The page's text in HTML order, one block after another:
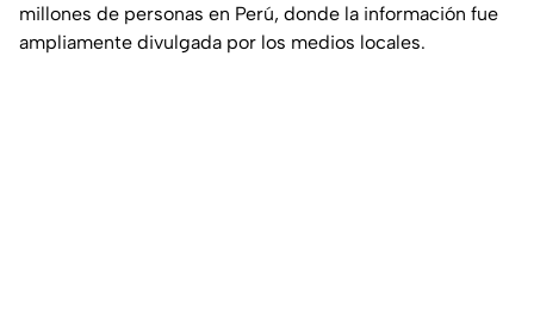
millones de personas en Perú, donde la información fue
ampliamente divulgada por los medios locales.